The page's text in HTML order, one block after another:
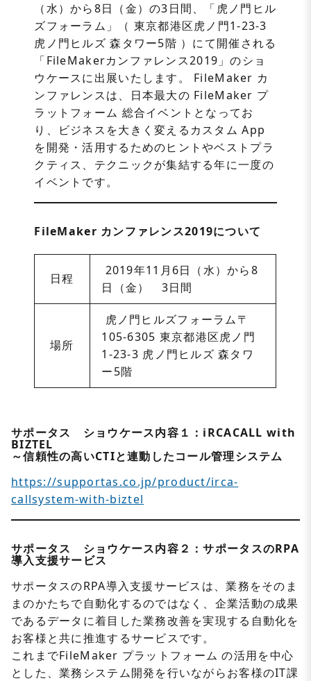
（水）から8日（金）の3日間、「虎ノ門ヒル
ズフォーラム」（ 東京都港区虎ノ門1-23-3
虎ノ門ヒルズ 森タワー5階 ）にて開催される
「FileMakerカンファレンス2019」のショ
ウケースに出展いたします。 FileMaker カ
ンファレンスは、日本最大の FileMaker プ
ラットフォーム 総合イベントとなってお
り、ビジネスを大きく変えるカスタム App
を開発・活用するためのヒントやベストプラ
クティス、テクニックが集結する年に一度の
イベントです。
FileMaker カンファレンス2019について
日程
2019年11月6日（水）から8
日（金） 3日間
場所
虎ノ門ヒルズフォーラム〒
105-6305 東京都港区虎ノ門
1-23-3 虎ノ門ヒルズ 森タワ
ー5階
サポータス ショウケース内容１：iRCACALL with
BIZTEL
～信頼性の高いCTIと連動したコール管理システム
https://supportas.co.jp/product/irca-
callsystem-with-biztel
サポータス ショウケース内容２：サポータスのRPA
導入支援サービス
サポータスのRPA導入支援サービスは、業務をそのま
まのかたちで自動化するのではなく、企業活動の成果
であるデータに着目した業務改善を実現する自動化を
お客様と共に推進するサービスです。
これまでFileMaker プラットフォーム の活用を中心
とした、業務システム開発を行いながらお客様のIT課